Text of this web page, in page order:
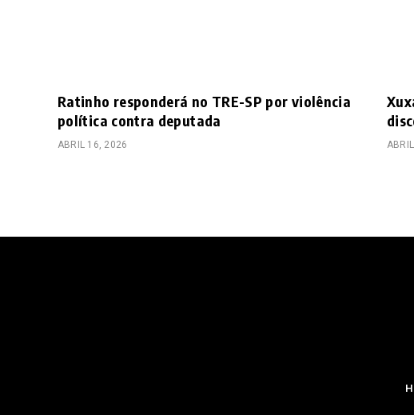
Ratinho responderá no TRE-SP por violência
política contra deputada
ABRIL 16, 2026